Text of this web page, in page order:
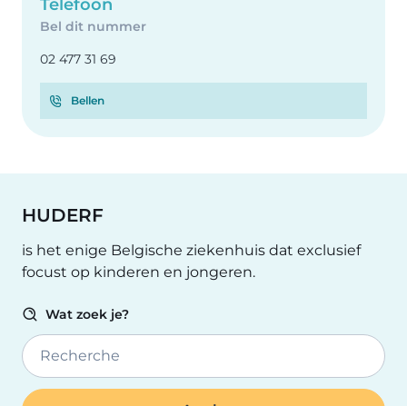
Telefoon
Bel dit nummer
02 477 31 69
Bellen
HUDERF
is het enige Belgische ziekenhuis dat exclusief
focust op kinderen en jongeren.
Wat zoek je?
Recherche